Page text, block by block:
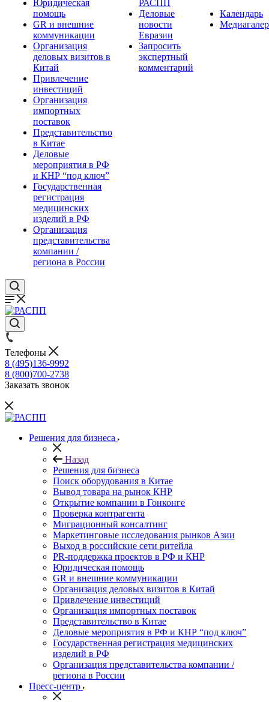
Юридическая
помощь
GR и внешние
коммуникации
Организация
деловых визитов в
Китай
Привлечение
инвестиций
Организация
импортных
поставок
Представительство
в Китае
Деловые
мероприятия в РФ
и КНР “под ключ”
Государственная
регистрация
медицинских
изделий в РФ
Организация
представительства
компании /
региона в России
РАСПП
Деловые
новости
Евразии
Запросить
экспертный
комментарий
Календарь
Телефоны
8 (495)136-9992
8 (800)700-2738
Заказать звонок
Решения для бизнеса
Назад
Решения для бизнеса
Поиск оборудования в Китае
Вывод товара на рынок КНР
Открытие компании в Гонконге
Проверка контрагента
Миграционный консалтинг
Маркетинговые исследования рынков Азии
Выход в российские сети ритейла
PR-поддержка проектов в РФ и КНР
Юридическая помощь
GR и внешние коммуникации
Организация деловых визитов в Китай
Привлечение инвестиций
Организация импортных поставок
Представительство в Китае
Деловые мероприятия в РФ и КНР “под ключ”
Государственная регистрация медицинских
изделий в РФ
Организация представительства компании /
региона в России
Пресс-центр